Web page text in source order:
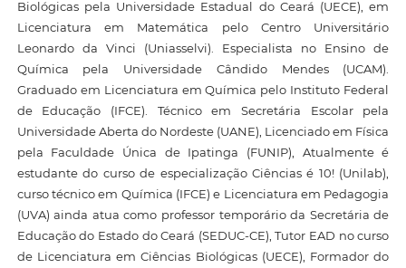
Biológicas pela Universidade Estadual do Ceará (UECE), em
Licenciatura em Matemática pelo Centro Universitário
Leonardo da Vinci (Uniasselvi). Especialista no Ensino de
Química pela Universidade Cândido Mendes (UCAM).
Graduado em Licenciatura em Química pelo Instituto Federal
de Educação (IFCE). Técnico em Secretária Escolar pela
Universidade Aberta do Nordeste (UANE), Licenciado em Física
pela Faculdade Única de Ipatinga (FUNIP), Atualmente é
estudante do curso de especialização Ciências é 10! (Unilab),
curso técnico em Química (IFCE) e Licenciatura em Pedagogia
(UVA) ainda atua como professor temporário da Secretária de
Educação do Estado do Ceará (SEDUC-CE), Tutor EAD no curso
de Licenciatura em Ciências Biológicas (UECE), Formador do